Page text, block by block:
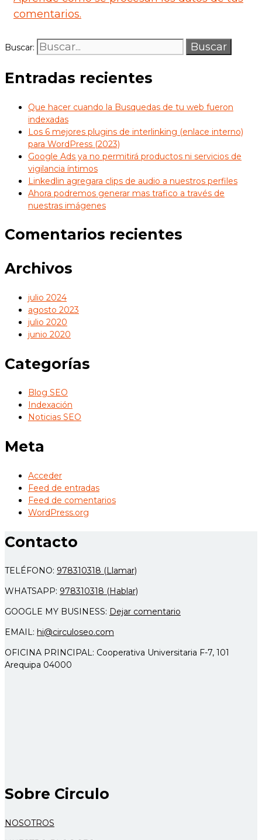
comentarios.
Buscar:
Entradas recientes
Que hacer cuando la Busquedas de tu web fueron
indexadas
Los 6 mejores plugins de interlinking (enlace interno)
para WordPress (2023)
Google Ads ya no permitirá productos ni servicios de
vigilancia íntimos
Linkedlin agregara clips de audio a nuestros perfiles
Ahora podremos generar mas trafico a través de
nuestras imágenes
Comentarios recientes
Archivos
julio 2024
agosto 2023
julio 2020
junio 2020
Categorías
Blog SEO
Indexación
Noticias SEO
Meta
Acceder
Feed de entradas
Feed de comentarios
WordPress.org
Contacto
TELÉFONO: 978310318 (Llamar)
WHATSAPP: 978310318 (Hablar)
GOOGLE MY BUSINESS: Dejar comentario
EMAIL: hi@circuloseo.com
OFICINA PRINCIPAL: Cooperativa Universitaria F-7, 101
Arequipa 04000
Sobre Circulo
NOSOTROS